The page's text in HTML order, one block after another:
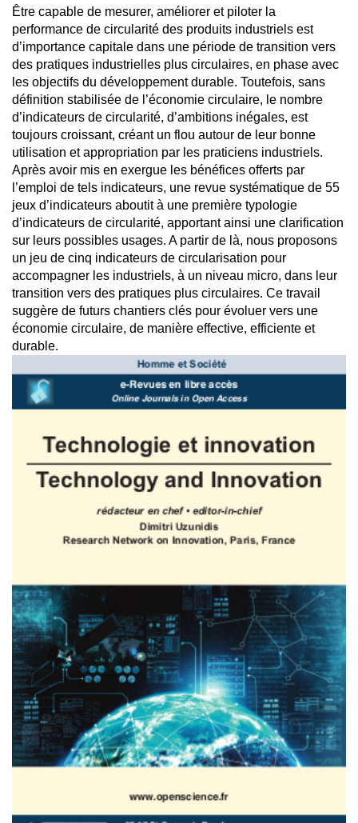
Être capable de mesurer, améliorer et piloter la
performance de circularité des produits industriels est
d’importance capitale dans une période de transition vers
des pratiques industrielles plus circulaires, en phase avec
les objectifs du développement durable. Toutefois, sans
définition stabilisée de l’économie circulaire, le nombre
d’indicateurs de circularité, d’ambitions inégales, est
toujours croissant, créant un flou autour de leur bonne
utilisation et appropriation par les praticiens industriels.
Après avoir mis en exergue les bénéfices offerts par
l’emploi de tels indicateurs, une revue systématique de 55
jeux d’indicateurs aboutit à une première typologie
d’indicateurs de circularité, apportant ainsi une clarification
sur leurs possibles usages. A partir de là, nous proposons
un jeu de cinq indicateurs de circularisation pour
accompagner les industriels, à un niveau micro, dans leur
transition vers des pratiques plus circulaires. Ce travail
suggère de futurs chantiers clés pour évoluer vers une
économie circulaire, de manière effective, efficiente et
durable.